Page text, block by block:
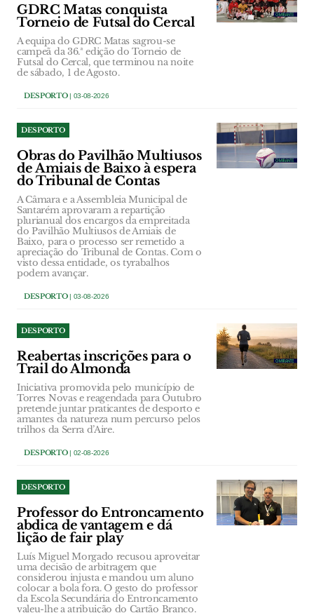
GDRC Matas conquista
Torneio de Futsal do Cercal
A equipa do GDRC Matas sagrou-se
campeã da 36.ª edição do Torneio de
Futsal do Cercal, que terminou na noite
de sábado, 1 de Agosto.
DESPORTO| 03-08-2026
DESPORTO
Obras do Pavilhão Multiusos
de Amiais de Baixo à espera
do Tribunal de Contas
A Câmara e a Assembleia Municipal de
Santarém aprovaram a repartição
plurianual dos encargos da empreitada
do Pavilhão Multiusos de Amiais de
Baixo, para o processo ser remetido a
apreciação do Tribunal de Contas. Com o
visto dessa entidade, os tyrabalhos
podem avançar.
DESPORTO| 03-08-2026
DESPORTO
Reabertas inscrições para o
Trail do Almonda
Iniciativa promovida pelo município de
Torres Novas e reagendada para Outubro
pretende juntar praticantes de desporto e
amantes da natureza num percurso pelos
trilhos da Serra d’Aire.
DESPORTO| 02-08-2026
DESPORTO
Professor do Entroncamento
abdica de vantagem e dá
lição de fair play
Luís Miguel Morgado recusou aproveitar
uma decisão de arbitragem que
considerou injusta e mandou um aluno
colocar a bola fora. O gesto do professor
da Escola Secundária do Entroncamento
valeu-lhe a atribuição do Cartão Branco.